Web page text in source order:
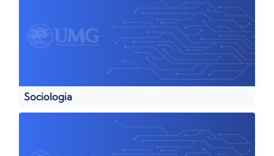
Sociologia